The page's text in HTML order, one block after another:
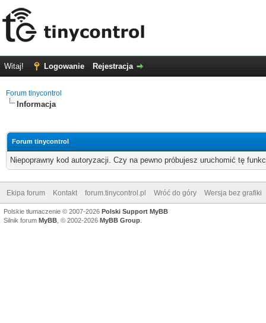
Witaj! Logowanie Rejestracja
Forum tinycontrol
Informacja
Forum tinycontrol
Niepoprawny kod autoryzacji. Czy na pewno próbujesz uruchomić tę
Ekipa forum Kontakt forum.tinycontrol.pl Wróć do góry Wersja bez grafiki
Polskie tłumaczenie © 2007-2026 Polski Support MyBB
Silnik forum MyBB , © 2002-2026 MyBB Group